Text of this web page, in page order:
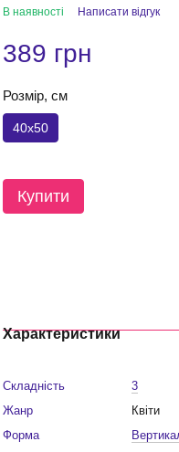
В наявності Написати відгук
389 грн
Розмір, см
40x50
Купити
Характеристики
Складність
3
Жанр
Квіти
Форма